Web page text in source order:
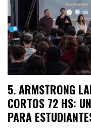
ARMSTRONG
CORTOS 72 HS:
PARA